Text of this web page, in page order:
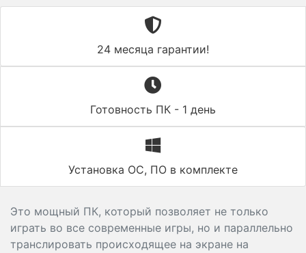
24 месяца гарантии!
Готовность ПК - 1 день
Установка ОС, ПО в комплекте
Это мощный ПК, который позволяет не только
играть во все современные игры, но и параллельно
транслировать происходящее на экране на